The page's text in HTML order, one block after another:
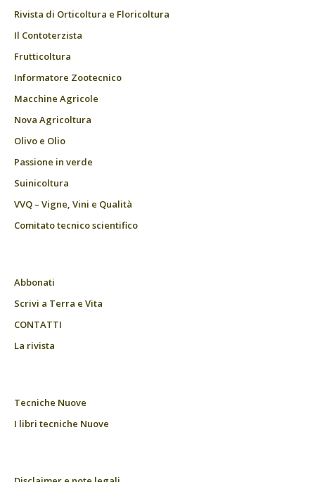
Rivista di Orticoltura e Floricoltura
Il Contoterzista
Frutticoltura
Informatore Zootecnico
Macchine Agricole
Nova Agricoltura
Olivo e Olio
Passione in verde
Suinicoltura
VVQ – Vigne, Vini e Qualità
Comitato tecnico scientifico
Abbonati
Scrivi a Terra e Vita
CONTATTI
La rivista
Tecniche Nuove
I libri tecniche Nuove